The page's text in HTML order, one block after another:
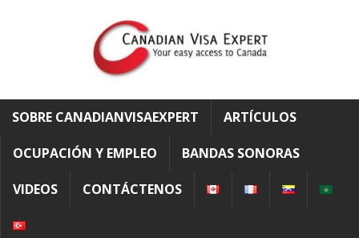
SOBRE CANADIANVISAEXPERT ARTÍCULOS
OCUPACIÓN Y EMPLEO BANDAS SONORAS
VIDEOS CONTÁCTENOS